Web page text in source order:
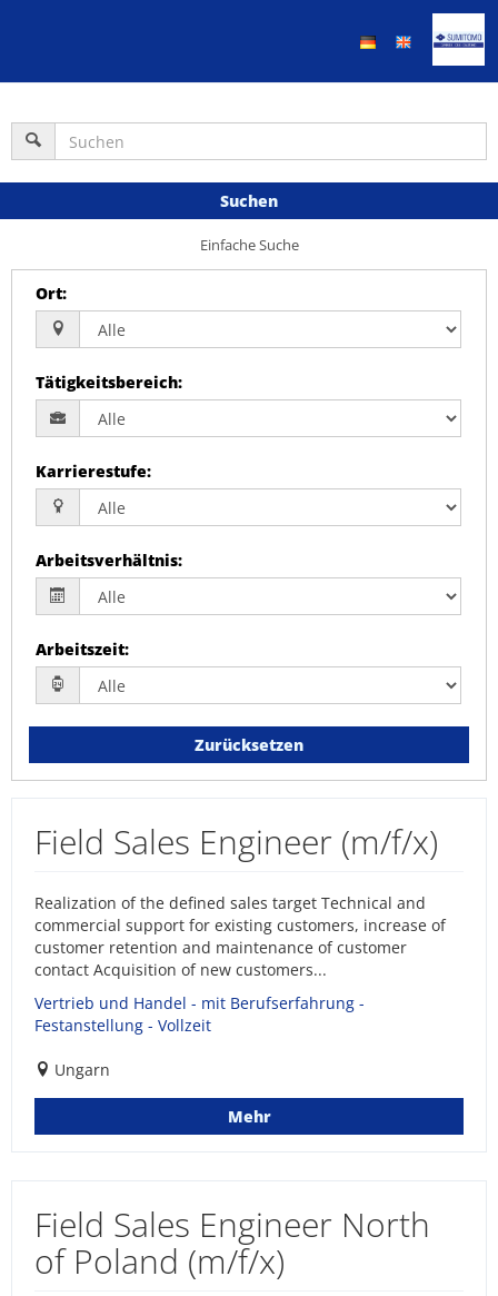
Suchen
Einfache Suche
Ort:
Tätigkeitsbereich:
Karrierestufe:
Arbeitsverhältnis:
Arbeitszeit:
Zurücksetzen
Field Sales Engineer (m/f/x)
Realization of the defined sales target Technical and
commercial support for existing customers, increase of
customer retention and maintenance of customer
contact Acquisition of new customers...
Vertrieb und Handel - mit Berufserfahrung -
Festanstellung - Vollzeit
Ungarn
Mehr
Field Sales Engineer North
of Poland (m/f/x)